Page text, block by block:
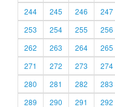
244
245 246 247
253
254 255 256
262
263 264 265
271
272 273 274
280
281 282 283
289
290 291 292